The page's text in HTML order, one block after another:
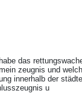
das
zeugnis und
innerhalb der
u